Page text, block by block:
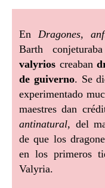
En Dragones,
Barth
valyrios creaban
de guiverno. Se
experimentado
maestres dan
antinatural, del
de que los
en los primeros
Valyria.